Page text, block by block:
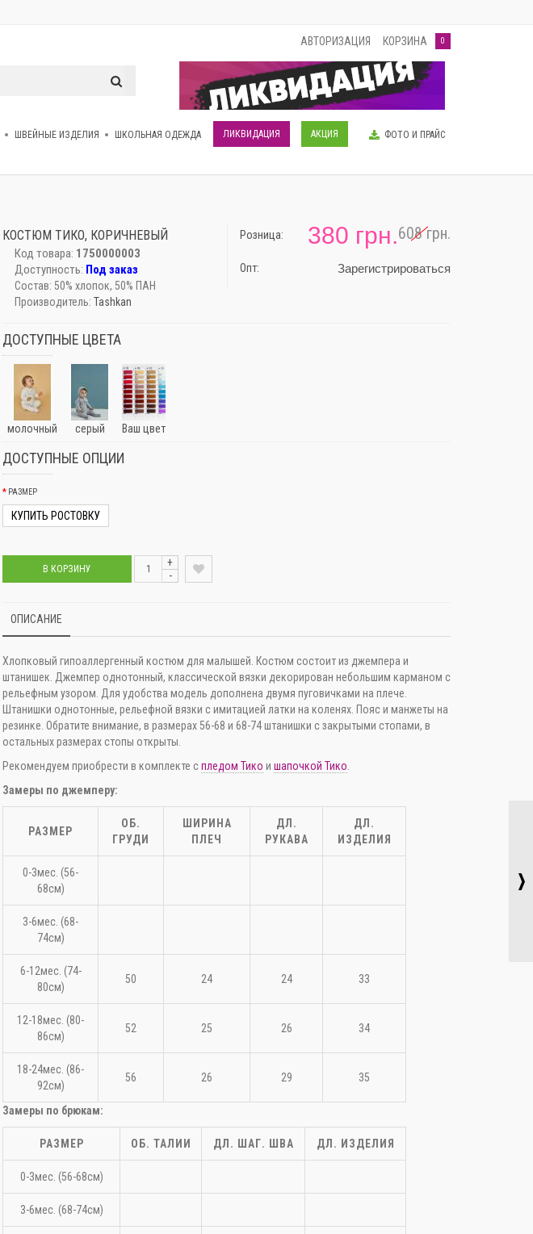
АВТОРИЗАЦИЯ КОРЗИНА 0
ШВЕЙНЫЕ ИЗДЕЛИЯ ШКОЛЬНАЯ ОДЕЖДА ЛИКВИДАЦИЯ АКЦИЯ ФОТО И ПРАЙС
-38%
Скачать фото
КОСТЮМ ТИКО, КОРИЧНЕВЫЙ
Код товара: 1750000003
Доступность: Под заказ
Состав: 50% хлопок, 50% ПАН
Производитель: Tashkan
608 грн.
Розница: 380 грн.
Опт: Зарегистрироваться
ДОСТУПНЫЕ ЦВЕТА
молочный серый Ваш цвет
ДОСТУПНЫЕ ОПЦИИ
РАЗМЕР
КУПИТЬ РОСТОВКУ
В КОРЗИНУ
+
-
ОПИСАНИЕ
Хлопковый гипоаллергенный костюм для малышей. Костюм состоит из джемпера и
штанишек. Джемпер однотонный, классической вязки декорирован небольшим карманом с
рельефным узором. Для удобства модель дополнена двумя пуговичками на плече.
Штанишки однотонные, рельефной вязки с имитацией латки на коленях. Пояс и манжеты на
резинке. Обратите внимание, в размерах 56-68 и 68-74 штанишки с закрытыми стопами, в
остальных размерах стопы открыты.
Рекомендуем приобрести в комплекте спледом Тико и шапочкой Тико
Замеры по джемперу:
0-3мес. (56-
68см)
3-6мес. (68-
74см)
6-12мес. (74-
80см)
50 24 24 33
12-18мес. (80-
86см)
52 25 26 34
18-24мес. (86-
92см)
56 26 29 35
РАЗМЕР
ОБ.
ГРУДИ
ШИРИНА
ПЛЕЧ
ДЛ.
РУКАВА
ДЛ.
ИЗДЕЛИЯ
Замеры по брюкам:
0-3мес. (56-68см)
3-6мес. (68-74см)
РАЗМЕР ОБ. ТАЛИИ ДЛ. ШАГ. ШВА ДЛ. ИЗДЕЛИЯ